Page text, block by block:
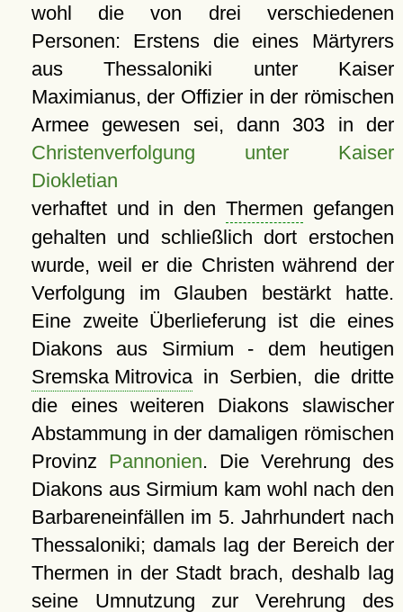
wohl die von drei verschiedenen
Personen: Erstens die eines Märtyrers
aus Thessaloniki unter Kaiser
Maximianus, der Offizier in der römischen
Armee gewesen sei, dann 303 in der
Christenverfolgung unter Kaiser
Diokletian
verhaftet und in denThermen gefangen
gehalten und schließlich dort erstochen
wurde, weil er die Christen während der
Verfolgung im Glauben bestärkt hatte.
Eine zweite Überlieferung ist die eines
Diakons aus Sirmium - dem heutigen
Sremska Mitrovicain Serbien, die dritte
die eines weiteren Diakons slawischer
Abstammung in der damaligen römischen
Provinz Pannonien. Die Verehrung des
Diakons aus Sirmium kam wohl nach den
Barbareneinfällen im 5. Jahrhundert nach
Thessaloniki; damals lag der Bereich der
Thermen in der Stadt brach, deshalb lag
seine Umnutzung zur Verehrung des